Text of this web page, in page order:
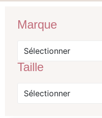
Marque
Sélectionner
Taille
Sélectionner